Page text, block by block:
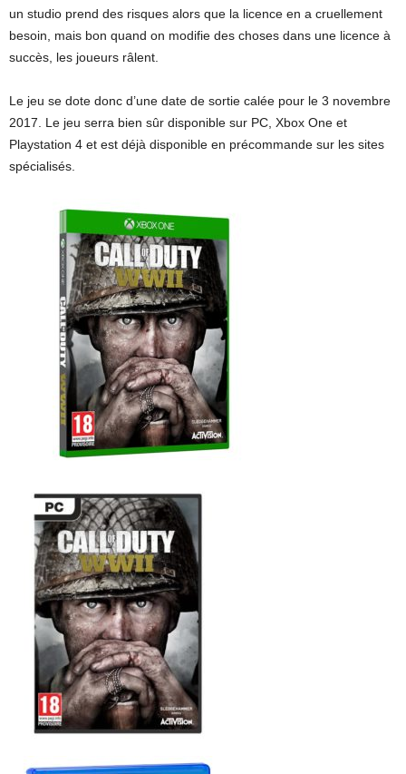
un studio prend des risques alors que la licence en a cruellement
besoin, mais bon quand on modifie des choses dans une licence à
succès, les joueurs râlent.
Le jeu se dote donc d’une date de sortie calée pour le 3 novembre
2017. Le jeu serra bien sûr disponible sur PC, Xbox One et
Playstation 4 et est déjà disponible en précommande sur les sites
spécialisés.